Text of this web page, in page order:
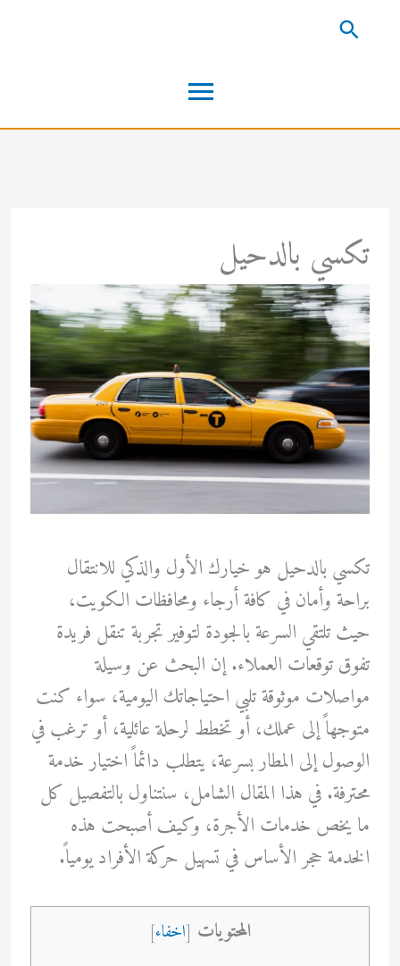
القائمة
الرئيسية
البحث
تكسي بالدحيل
تكسي بالدحيل هو خيارك الأول والذكي للانتقال
براحة وأمان في كافة أرجاء ومحافظات الكويت،
حيث تلتقي السرعة بالجودة لتوفير تجربة تنقل فريدة
تفوق توقعات العملاء. إن البحث عن وسيلة
مواصلات موثوقة تلبي احتياجاتك اليومية، سواء كنت
متوجهاً إلى عملك، أو تخطط لرحلة عائلية، أو ترغب في
الوصول إلى المطار بسرعة، يتطلب دائماً اختيار خدمة
محترفة. في هذا المقال الشامل، سنتناول بالتفصيل كل
ما يخص خدمات الأجرة، وكيف أصبحت هذه
الخدمة حجر الأساس في تسهيل حركة الأفراد يومياً.
المحتويات [اخفاء]